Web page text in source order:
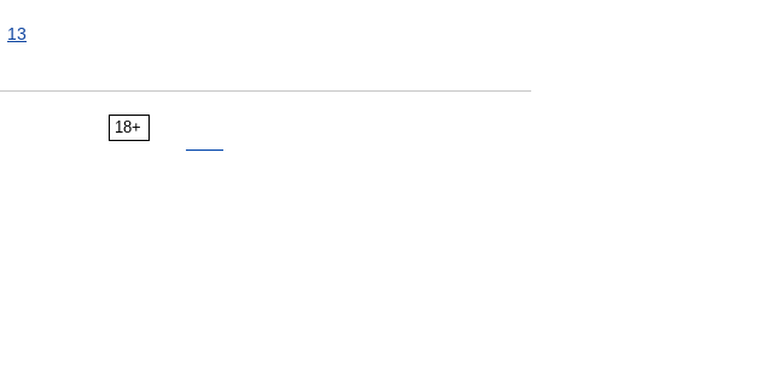
13
18+